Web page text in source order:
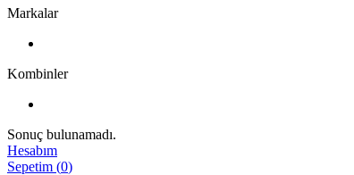
Markalar
Kombinler
Sonuç bulunamadı.
Hesabım
Sepetim (0)